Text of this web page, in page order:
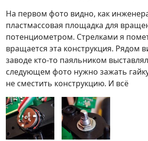
На первом фото видно, как
пластмассовая площадка для
потенциометром. Стрелками я
вращается эта конструкция. Рядом
заводе кто-то паяльником
следующем фото нужно зажать
не сместить конструкцию. И всё